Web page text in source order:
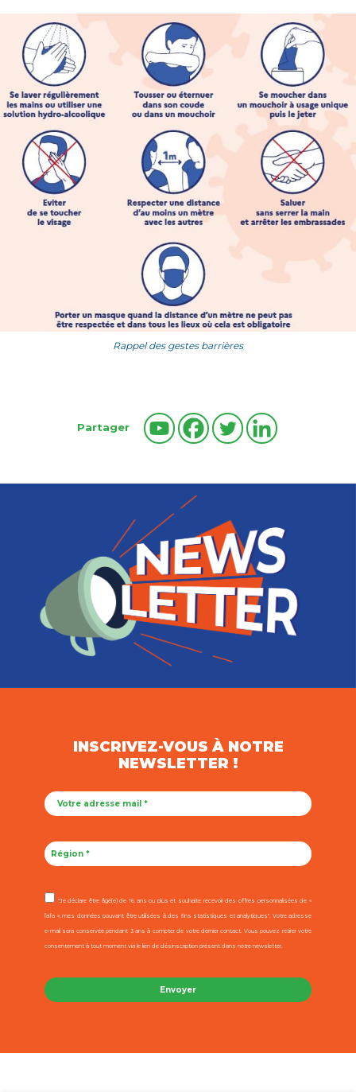
Rappel des gestes barrières
Partager
INSCRIVEZ-VOUS À NOTRE
NEWSLETTER !
"Je déclare être âgé(e) de 16 ans ou plus et souhaite recevoir des offres personnalisées de «
l’afa », mes données pouvant être utilisées à des fins statistiques et analytiques". Votre adresse
e-mail sera conservée pendant 3 ans à compter de votre dernier contact. Vous pouvez retirer votre
consentement à tout moment via le lien de désinscription présent dans notre newsletter.